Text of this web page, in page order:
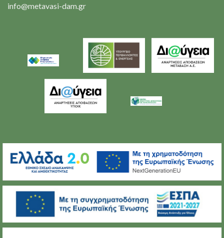
info@metavasi-dam.gr